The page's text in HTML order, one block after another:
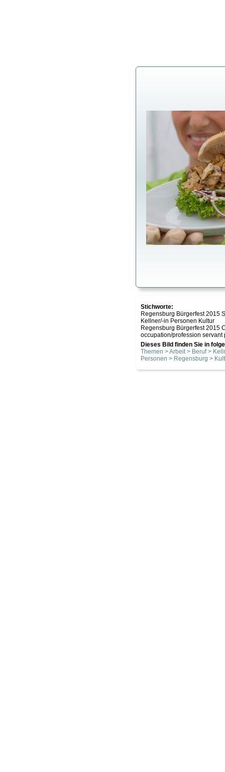
Stichworte:
Regensburg Bürgerfest 2015
Kellner/-in Personen Kultur
Regensburg Bürgerfest 2015
occupation/profession servant
Dieses Bild finden Sie in
Themen > Arbeit > Beruf >
Personen > Regensburg >